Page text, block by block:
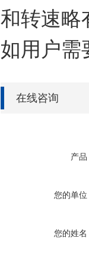
和转速略
如用户需
在线咨询
产品
您的单位
您的姓名